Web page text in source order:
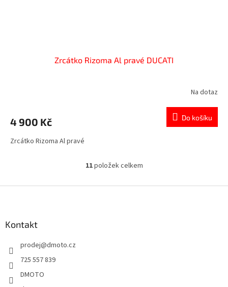
Zrcátko Rizoma Al pravé DUCATI
Na dotaz
4 900 Kč Do košíku
Zrcátko Rizoma Al pravé
O
l
11položek celkem
Kontakt
prodej@dmoto.cz
725 557 839
DMOTO